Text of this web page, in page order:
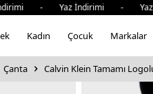
- Yaz İndirimi -
Kadın Çocuk Markalar
Çanta Calvin Klein Tamamı